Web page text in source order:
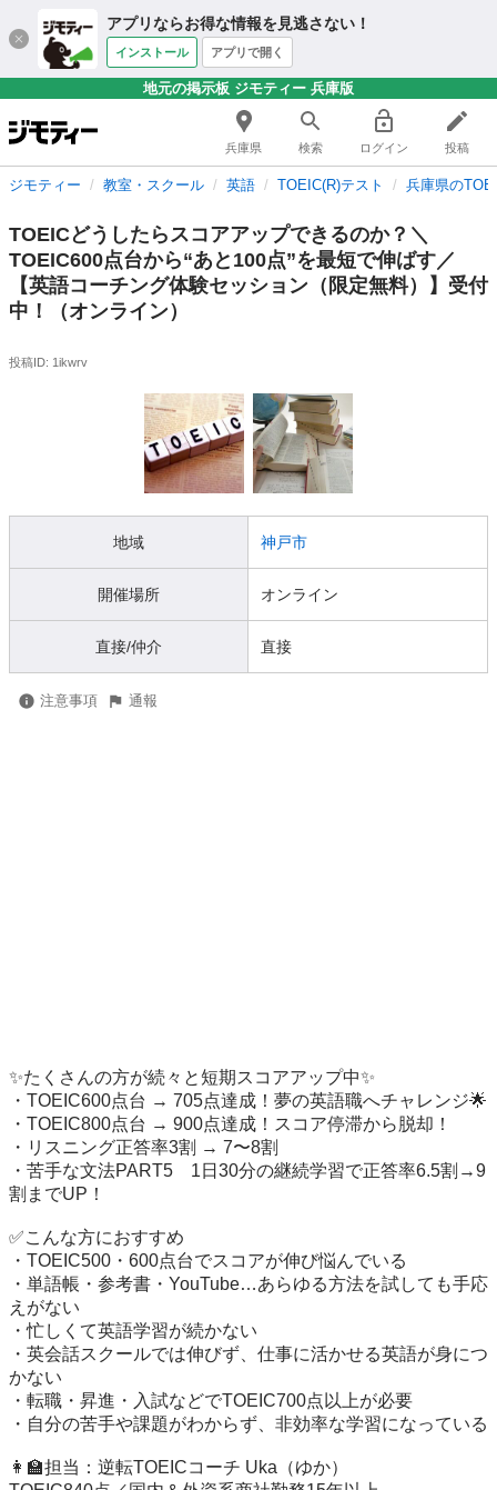
アプリならお得な情報を見逃さない！
インストール アプリで開く
地元の掲示板 ジモティー 兵庫版
兵庫県 検索 ログイン 投稿
ジモティー 教室・スクール 英語 TOEIC(R)テスト 兵庫県の
TOEICどうしたらスコアアップできるのか？＼
TOEIC600点台から“あと100点”を最短で伸ばす／
【英語コーチング体験セッション（限定無料）】受付
中！（オンライン）
投稿ID: 1ikwrv
地域 神戸市
開催場所 オンライン
直接/仲介 直接
注意事項 通報
✨たくさんの方が続々と短期スコアアップ中✨
・TOEIC600点台 → 705点達成！夢の英語職へチャレンジ🌟
・TOEIC800点台 → 900点達成！スコア停滞から脱却！
・リスニング正答率3割 → 7〜8割
・苦手な文法PART5　1日30分の継続学習で正答率6.5割→9
割までUP！
✅こんな方におすすめ
・TOEIC500・600点台でスコアが伸び悩んでいる
・単語帳・参考書・YouTube…あらゆる方法を試しても手応
えがない
・忙しくて英語学習が続かない
・英会話スクールでは伸びず、仕事に活かせる英語が身につ
かない
・転職・昇進・入試などでTOEIC700点以上が必要
・自分の苦手や課題がわからず、非効率な学習になっている
👩‍🏫担当：逆転TOEICコーチ Uka（ゆか）